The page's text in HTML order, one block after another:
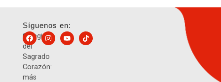
Colegio
del
Sagrado
Corazón:
más
Síguenos en: